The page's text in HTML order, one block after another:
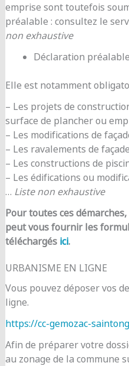
emprise sont toutefois
préalable : consultez le
non exhaustive
Déclaration préalable
Elle est notamment
– Les projets de
surface de plancher ou
– Les modifications de
– Les ravalements de façade
– Les constructions de
– Les édifications ou
… Liste non exhaustive
Pour toutes ces
peut vous fournir les
téléchargés ici.
URBANISME EN LIGNE
Vous pouvez déposer vos
ligne.
https://cc-gemozac-
Afin de préparer votre
au zonage de la commune